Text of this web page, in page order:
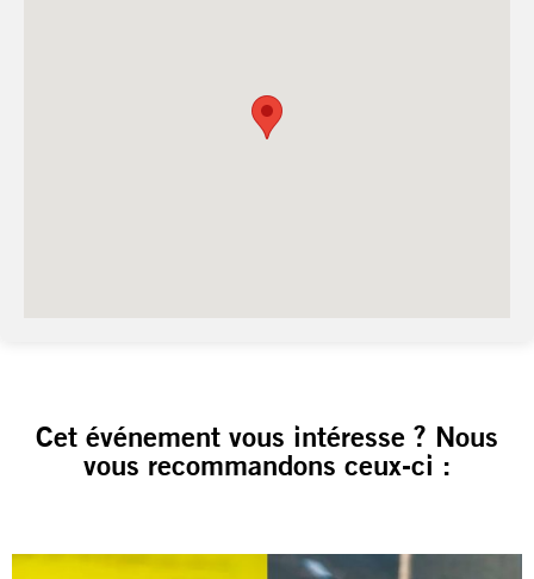
Cet événement vous intéresse ? Nous
vous recommandons ceux-ci :